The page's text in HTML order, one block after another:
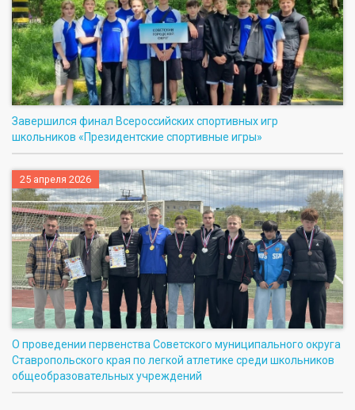
Завершился финал Всероссийских спортивных игр
школьников «Президентские спортивные игры»
25 апреля 2026
О проведении первенства Советского муниципального округа
Ставропольского края по легкой атлетике среди школьников
общеобразовательных учреждений